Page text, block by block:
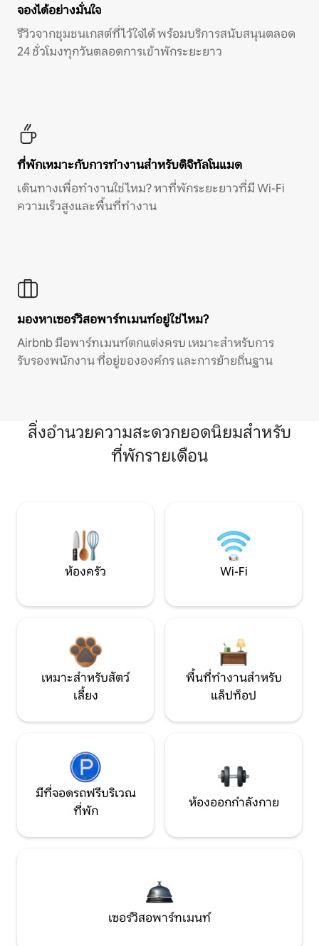
จองได้อย่างมั่นใจ
รีวิวจากชุมชนเกสต์ที่ไว้ใจได้ พร้อมบริการสนับสนุนตลอด
24 ชั่วโมงทุกวันตลอดการเข้าพักระยะยาว
ที่พักเหมาะกับการทำงานสำหรับดิจิทัลโนแมด
เดินทางเพื่อทำงานใช่ไหม? หาที่พักระยะยาวที่มี Wi-Fi
ความเร็วสูงและพื้นที่ทำงาน
มองหาเซอร์วิสอพาร์ทเมนท์อยู่ใช่ไหม?
Airbnb มีอพาร์ทเมนท์ตกแต่งครบ เหมาะสำหรับการ
รับรองพนักงาน ที่อยู่ขององค์กร และการย้ายถิ่นฐาน
สิ่งอำนวยความสะดวกยอดนิยมสำหรับ
ที่พักรายเดือน
ห้องครัว Wi-Fi
เหมาะสำหรับสัตว์
เลี้ยง
พื้นที่ทำงานสำหรับ
แล็ปท็อป
มีที่จอดรถฟรีบริเวณ
ที่พัก
ห้องออกกำลังกาย
เซอร์วิสอพาร์ทเมนท์